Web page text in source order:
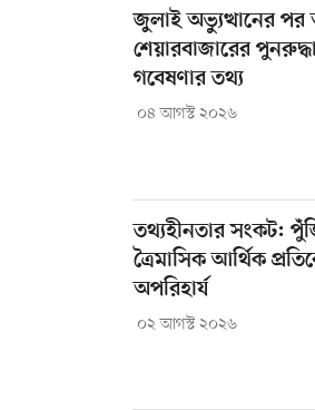
জুলাই অভ্যুত্থানের পর
শেয়ারবাজারের
গবেষণার তথ্য
০৪ আগস্ট ২০২৬
তথ্যহীনতার সংকট:
ত্রৈমাসিক আর্থিক
অপরিহার্য
০২ আগস্ট ২০২৬